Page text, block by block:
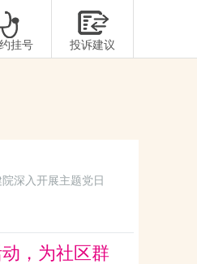
挂号 投诉建议
深入开展主题党日
，为社区群